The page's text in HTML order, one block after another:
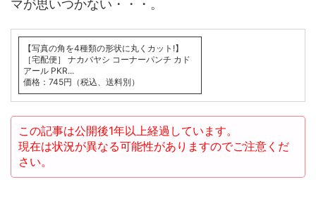
マが思いつかない・・・。
【写真の角を4種類の形状に丸くカット!】
［宅配便］ ナカバヤシ コーナーパンチ カド
アール PKR...
価格：745円（税込、送料別）
この記事は公開後1年以上経過しています。
現在は状況が異なる可能性がありますのでご注意くだ
さい。